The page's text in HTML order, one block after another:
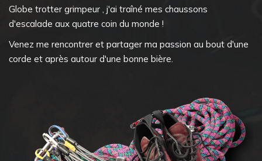
J’amène avec moi ,une foule de gens sur les paroies du
plaisir.
d'escalade aux quatre coin du monde !